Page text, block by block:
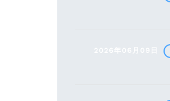
2026年06月09日